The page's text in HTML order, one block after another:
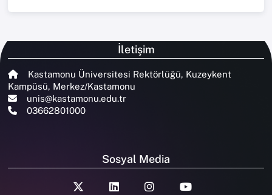
İletişim
Kastamonu Üniversitesi Rektörlüğü, Kuzeykent
Kampüsü, Merkez/Kastamonu
unis@kastamonu.edu.tr
03662801000
Sosyal Media